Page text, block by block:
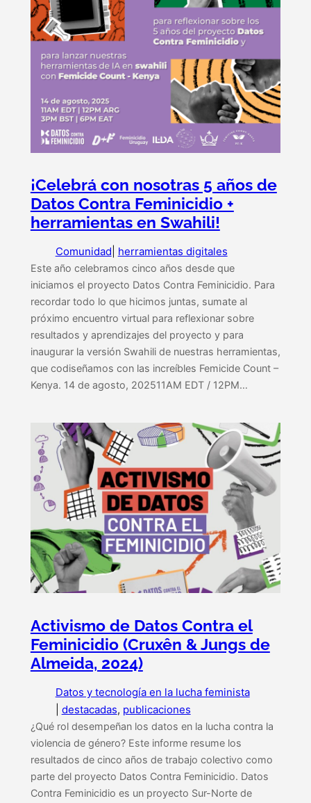
¡Celebrá con nosotras 5 años de
Datos Contra Feminicidio +
herramientas en Swahili!
Comunidad herramientas digitales
Este año celebramos cinco años desde que
iniciamos el proyecto Datos Contra Feminicidio. Para
recordar todo lo que hicimos juntas, sumate al
próximo encuentro virtual para reflexionar sobre
resultados y aprendizajes del proyecto y para
inaugurar la versión Swahili de nuestras herramientas,
que codiseñamos con las increíbles Femicide Count –
Kenya. 14 de agosto, 202511AM EDT / 12PM…
Activismo de Datos Contra el
Feminicidio (Cruxên & Jungs de
Almeida, 2024)
Datos y tecnología en la lucha feminista
destacadas, publicaciones
¿Qué rol desempeñan los datos en la lucha contra la
violencia de género? Este informe resume los
resultados de cinco años de trabajo colectivo como
parte del proyecto Datos Contra Feminicidio. Datos
Contra Feminicidio es un proyecto Sur-Norte de